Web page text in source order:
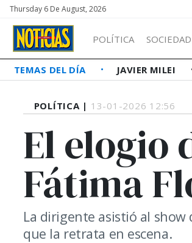
Thursday 6 De August, 2026
POLÍTICA SOCIEDAD
TEMAS DEL DÍA JAVIER MILEI
POLÍTICA | 13-01-2026 12:56
El elogio
Fátima
La dirigente asistió al
que la retrata en escena.